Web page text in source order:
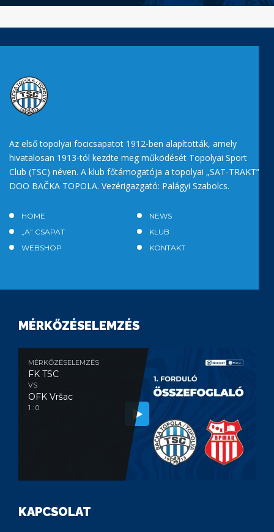
Az első topolyai focicsapatot 1912-ben alapították, amely
hivatalosan 1913-tól kezdte meg működését Topolyai Sport
Club (TSC) néven. A klub főtámogatója a topolyai „SAT-TRAKT”
DOO BAČKA TOPOLA. Vezérigazgató: Palágyi Szabolcs.
HOME
NEWS
„A” CSAPAT
KLUB
WEBSHOP
KONTAKT
MÉRKŐZÉSELEMZÉS
MÉRKŐZÉSELEMZÉS
FK TSC
VS
OFK Vršac
1 : 0
KAPCSOLAT